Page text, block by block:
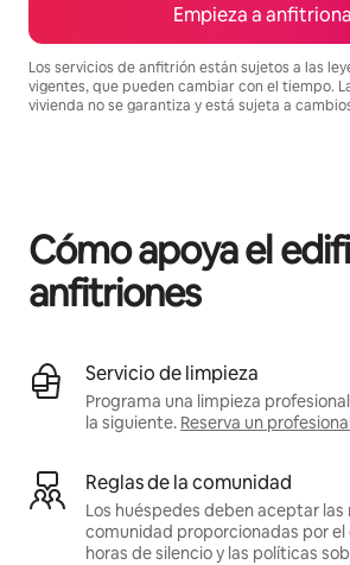
Empieza a
Los servicios de anfitrión están sujetos a las
vigentes, que pueden cambiar con el tiempo.
vivienda no se garantiza y está sujeta a
Cómo apoya el
anfitriones
Servicio de limpieza
Programa una limpieza
la siguiente. Reserva un
Reglas de la comunidad
Los huéspedes deben aceptar las
comunidad proporcionadas por el
horas de silencio y las políticas